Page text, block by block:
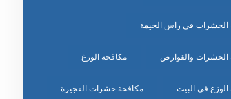
الحشرات في راس الخيمة
الحشرات والقوارض مكافحة الوزغ
في البيت مكافحة حشرات الفجيرة